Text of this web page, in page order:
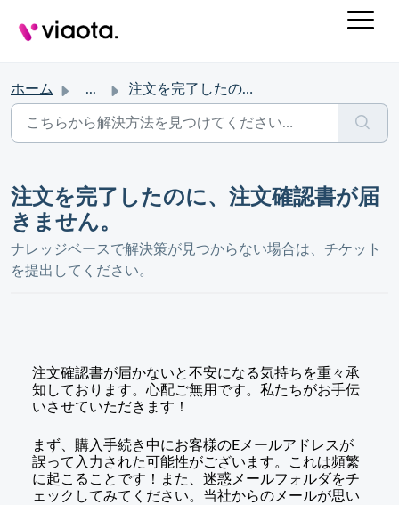
ホーム ... 注文を完了したのに、注文確認書が届きません。
注文を完了したのに、注文確認書が届
きません。
ナレッジベースで解決策が見つからない場合は、チケット
を提出してください。
注文確認書が届かないと不安になる気持ちを重々承
知しております。心配ご無用です。私たちがお手伝
いさせていただきます！
まず、購入手続き中にお客様のEメールアドレスが
誤って入力された可能性がございます。これは頻繁
に起こることです！また、迷惑メールフォルダをチ
ェックしてみてください。当社からのメールが思い